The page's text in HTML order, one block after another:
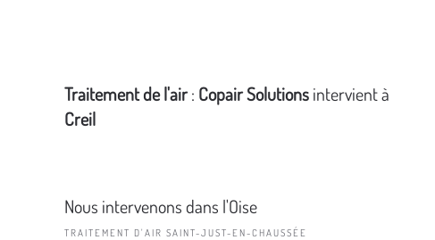
Traitement de l'air: Copair Solutionsintervient à
Creil
Nous intervenons dans l'Oise
TRAITEMENT D'AIR SAINT-JUST-EN-CHAUSSÉE